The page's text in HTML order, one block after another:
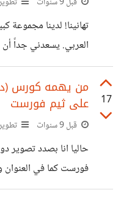
تهانينا! لدينا مجموعة
العربي. يسعدني جداً أن
ستكون جزءاً من
تعلم مهارات البرمجة
بما أنني مطور مواقع في
رائعة حقا وان شاء الله
17
من يهمه كورس
على ثيم فورست
قبل 9 سنوات
حاليا انا بصدد تصوير
فورست كما في العنوان